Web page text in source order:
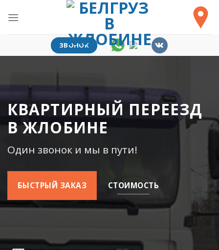
ЗВОНОК
КВАРТИРНЫЙ ПЕРЕЕЗД
В ЖЛОБИНЕ
Один звонок и мы в пути!
БЫСТРЫЙ ЗАКАЗ СТОИМОСТЬ